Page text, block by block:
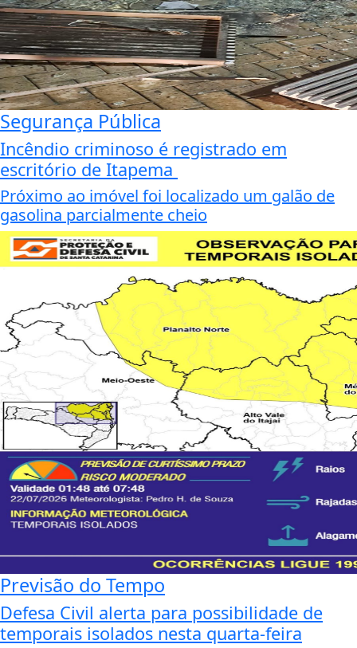
Segurança Pública
Incêndio criminoso é registrado em
escritório de Itapema
Próximo ao imóvel foi localizado um galão de
gasolina parcialmente cheio
Previsão do Tempo
Defesa Civil alerta para possibilidade de
temporais isolados nesta quarta-feira